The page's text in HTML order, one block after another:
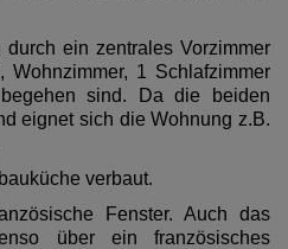
ein zentrales Vorzimmer
1 Schlafzimmer
sind. Da die beiden
eignet sich die Wohnung z.B.
verbaut.
Fenster. Auch das
über ein französisches